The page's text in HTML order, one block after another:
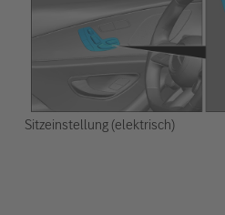
Sitzeinstellung (elektrisch)